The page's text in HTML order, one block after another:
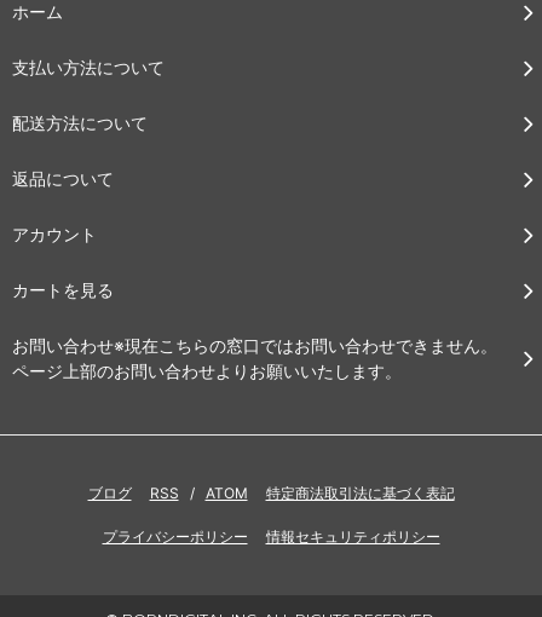
ホーム
支払い方法について
配送方法について
返品について
アカウント
カートを見る
お問い合わせ※現在こちらの窓口ではお問い合わせできません。
ページ上部のお問い合わせよりお願いいたします。
ブログ RSS / ATOM 特定商法取引法に基づく表記
プライバシーポリシー 情報セキュリティポリシー